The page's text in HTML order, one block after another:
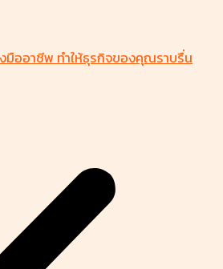
มืออาชีพ ทำให้ธุรกิจของคุณราบรื่น